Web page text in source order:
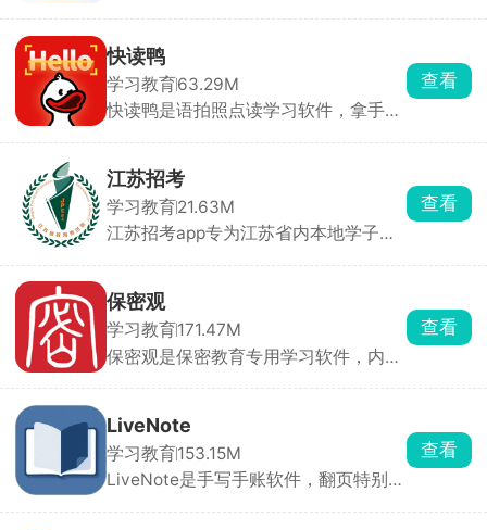
精准贴合自考考纲，依靠优质题库资
源，已累计帮助超百万考生顺利通过自
考，成功申领正规学历文凭。
快读鸭
学习教育63.29M
快读鸭是语拍照点读学习软件，拿手机
自动拆分解析，生词随手收藏。生词本
可导出打印默写卷，碎片化随时拍题学
习。
查看
江苏招考
学习教育21.63M
江苏招考app专为江苏省内本地学子们
在线查分、智能选校、留学资讯以及自
考相关信息功能，整合了历年真题和资
源库，是江苏考生必备的招考工具。
查看
保密观
学习教育171.47M
保密观是保密教育专用学习软件，内容
一线上考核，错题自动归档，学完课程
就能参与测评，达标后直接生成可保存
打印的电子培训证书。自动记录累计学
习学时，进度清晰可查。
查看
LiveNote
学习教育153.15M
LiveNote是手写手账软件，翻页特别真
查看